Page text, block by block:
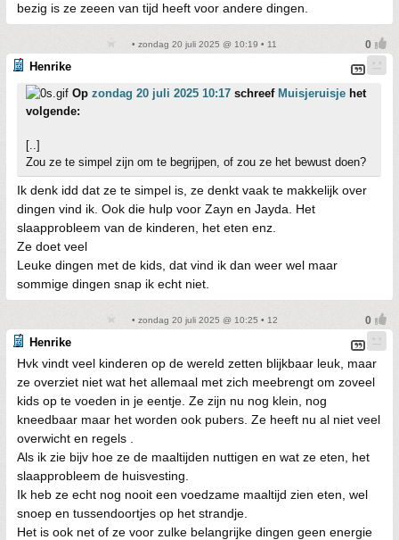
bezig is ze zeeen van tijd heeft voor andere dingen.
• zondag 20 juli 2025 @ 10:19 • 11
Henrike
Op zondag 20 juli 2025 10:17 schreef Muisjeruisje het
volgende:
[..]
Zou ze te simpel zijn om te begrijpen, of zou ze het bewust doen?
Ik denk idd dat ze te simpel is, ze denkt vaak te makkelijk over
dingen vind ik. Ook die hulp voor Zayn en Jayda. Het
slaapprobleem van de kinderen, het eten enz.
Ze doet veel
Leuke dingen met de kids, dat vind ik dan weer wel maar
sommige dingen snap ik echt niet.
• zondag 20 juli 2025 @ 10:25 • 12
Henrike
Hvk vindt veel kinderen op de wereld zetten blijkbaar leuk, maar
ze overziet niet wat het allemaal met zich meebrengt om zoveel
kids op te voeden in je eentje. Ze zijn nu nog klein, nog
kneedbaar maar het worden ook pubers. Ze heeft nu al niet veel
overwicht en regels .
Als ik zie bijv hoe ze de maaltijden nuttigen en wat ze eten, het
slaapprobleem de huisvesting.
Ik heb ze echt nog nooit een voedzame maaltijd zien eten, wel
snoep en tussendoortjes op het strandje.
Het is ook net of ze voor zulke belangrijke dingen geen energie